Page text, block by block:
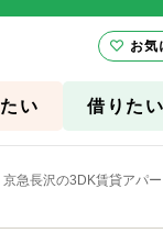
い 借りたい
急長沢の3DK賃貸アパー
お気